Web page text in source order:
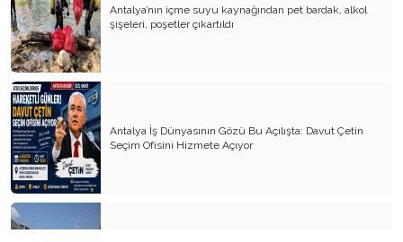
Avm’ler Sinek Avlıyor
Hangi Gazetecilerin Günü?
Çok Para, Çok Bela
Geçen Yıldan Akılda Kalanlar
Yeni Yıl Duam
Çağımızın Hastalığı Madde Bağımlılığı
Yürek Burkan İsyanlarım
Antalya’nın içme suyu kaynağından pet bardak, alkol
şişeleri, poşetler çıkartıldı
Antalya İş Dünyasının Gözü Bu Açılışta: Davut Çetin
Seçim Ofisini Hizmete Açıyor